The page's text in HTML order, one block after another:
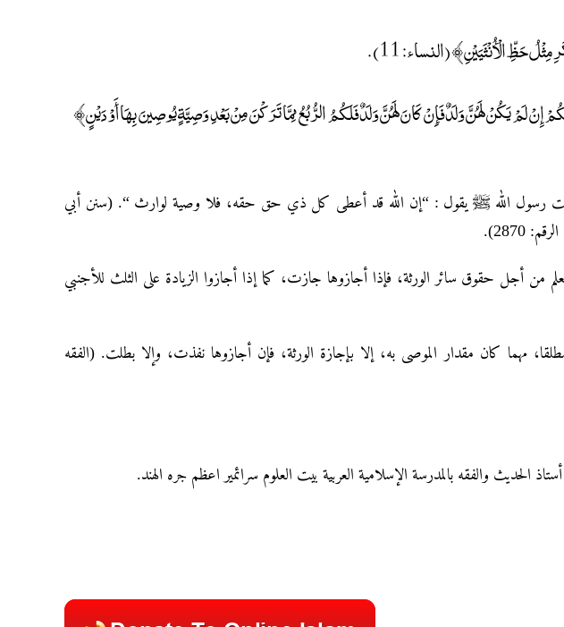
حَظِّ الْأُنْثَيَيْنِ﴾ (النساء: 11).
لَمْ يَكُنْ لَهُنَّ وَلَدٌ فَإِنْ كَانَ لَهُنَّ وَلَدٌ فَلَكُمُ الرُّبُعُ مِمَّا تَرَكْنَ مِنْ بَعْدِ وَصِيَّةٍ يُوصِينَ بِهَا أَوْ دَيْنٍ﴾
رسول الله ﷺ يقول : “إن الله قد أعطى كل ذي حق حقه، فلا وصية لوارث “. (سنن أبي
2870).
من أجل حقوق سائر الورثة، فإذا أجازوها جازت، كما إذا أجازوا الزيادة على الثلث للأجنبي
مهما كان مقدار الموصى به، إلا بإجازة الورثة، فإن أجازوها نفذت، وإلا بطلت. (الفقه
الحديث والفقه بالمدرسة الإسلامية العربية بيت العلوم سرائمير اعظم جره الهند.